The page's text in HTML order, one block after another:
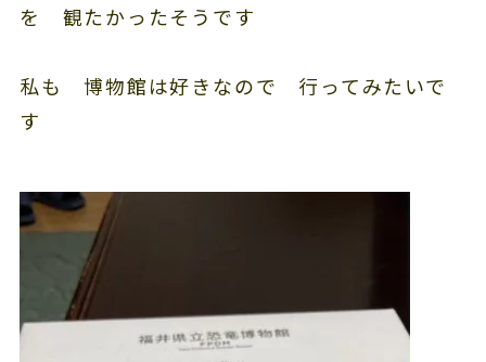
を 観たかったそうです
私も 博物館は好きなので 行ってみたいで
す